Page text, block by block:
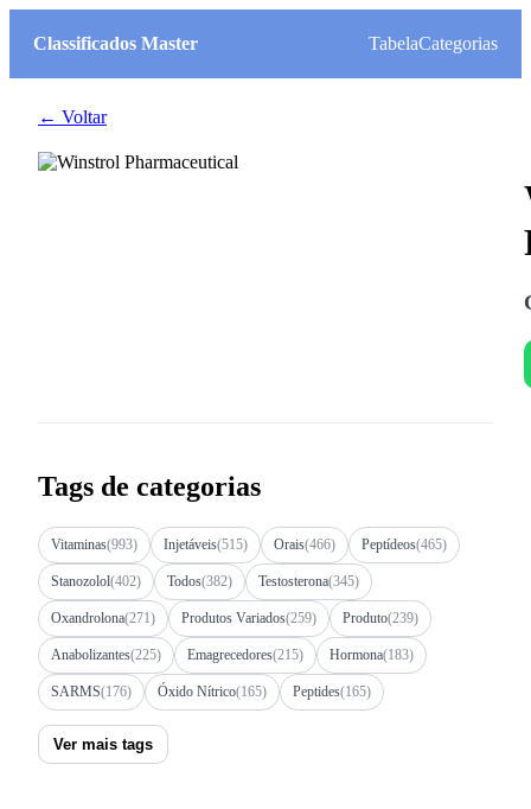
Classificados Master TabelaCategorias
← Voltar
Tags de categorias
Vitaminas(993) Injetáveis(515) Orais(466) Peptídeos(465)
Stanozolol(402) Todos(382) Testosterona(345)
Oxandrolona(271) Produtos Variados(259) Produto(239)
Anabolizantes(225) Emagrecedores(215) Hormona(183)
SARMS(176) Óxido Nítrico(165) Peptides(165)
Ver mais tags